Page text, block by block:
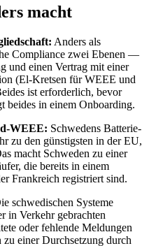
macht
Anders als
Compliance zwei Ebenen —
und einen Vertrag mit einer
(El-Kretsen für WEEE und
ist erforderlich, bevor
beides in einem Onboarding.
WEEE: Schwedens Batterie-
zu den günstigsten in der EU,
macht Schweden zu einer
die bereits in einem
Frankreich registriert sind.
schwedischen Systeme
in Verkehr gebrachten
oder fehlende Meldungen
zu einer Durchsetzung durch